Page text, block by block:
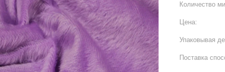
Количество
Цена:
Упаковывая
Поставка